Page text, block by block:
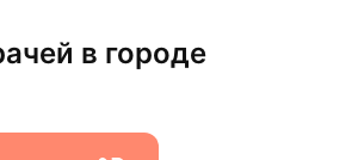
в городе